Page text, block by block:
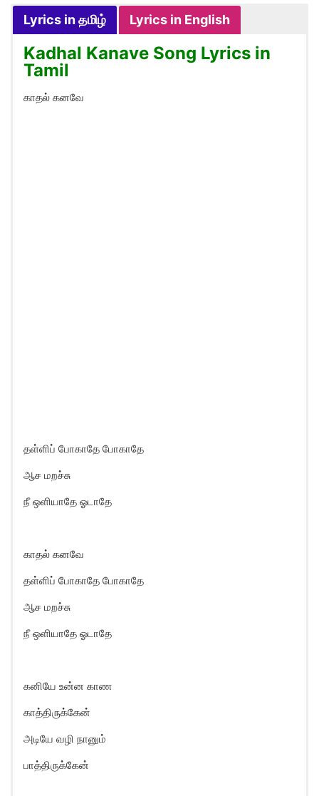
Lyrics in தமிழ் Lyrics in English
Kadhal Kanave Song Lyrics in
Tamil
காதல் கனவே
தள்ளிப் போகாதே போகாதே
ஆச மறச்சு
நீ ஒளியாதே ஓடாதே
காதல் கனவே
தள்ளிப் போகாதே போகாதே
ஆச மறச்சு
நீ ஒளியாதே ஓடாதே
கனியே உன்ன காண
காத்திருக்கேன்
அடியே வழி நானும்
பாத்திருக்கேன்